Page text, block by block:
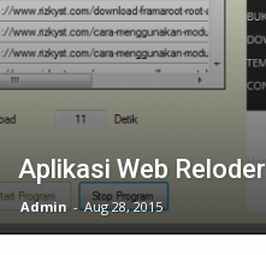
Aplikasi Web Reloder
Admin - Aug 28, 2015